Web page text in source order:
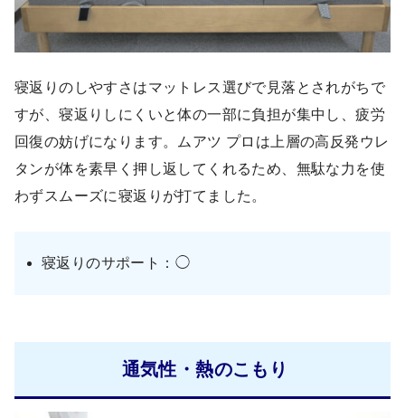
寝返りのしやすさはマットレス選びで見落とされがちで
すが、寝返りしにくいと体の一部に負担が集中し、疲労
回復の妨げになります。ムアツ プロは上層の高反発ウレ
タンが体を素早く押し返してくれるため、無駄な力を使
わずスムーズに寝返りが打てました。
寝返りのサポート：◯
通気性・熱のこもり